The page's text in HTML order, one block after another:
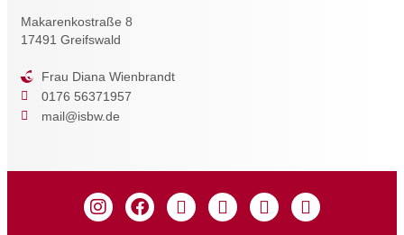
Makarenkostraße 8
17491 Greifswald
Frau Diana Wienbrandt
0176 56371957
mail@isbw.de